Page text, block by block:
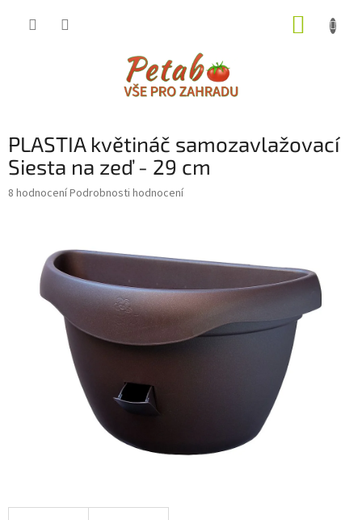
PLASTIA květináč samozavlažovací
Siesta na zeď - 29 cm
Průměrné
hvězdiček.
8 hodnoceníPodrobnosti hodnocení